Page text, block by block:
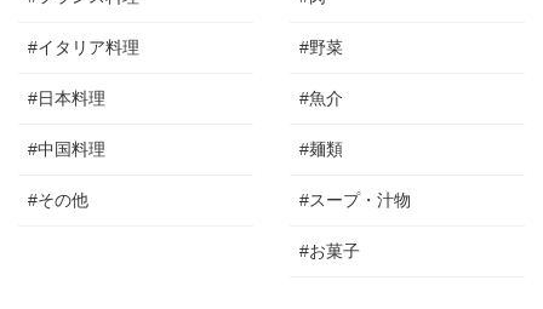
#イタリア料理
#日本料理
#中国料理
#その他
#野菜
#魚介
#麺類
#スープ・汁物
#お菓子